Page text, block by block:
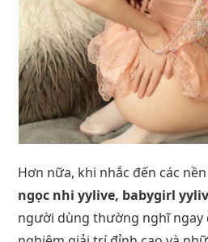
Hơn nữa, khi nhắc đến các
ngọc nhi yylive, babygirl
người dùng thường nghĩ ngay